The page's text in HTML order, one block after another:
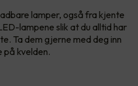
lamper, også fra kjente
lampene slik at du alltid har
Ta dem gjerne med deg inn
på kvelden.